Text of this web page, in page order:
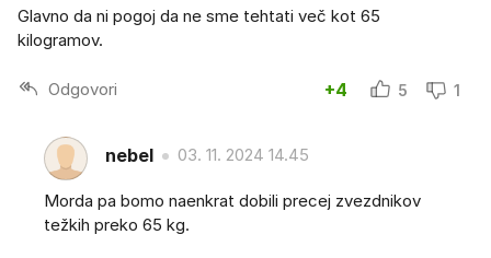
Glavno da ni pogoj da ne sme tehtati več kot 65
kilogramov.
Odgovori +4 5 1
nebel 03. 11. 2024 14.45
Morda pa bomo naenkrat dobili precej zvezdnikov
težkih preko 65 kg.